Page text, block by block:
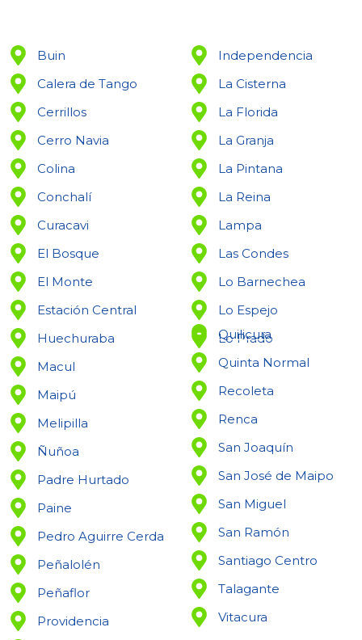
Buin
Calera de Tango
Cerrillos
Cerro Navia
Colina
Conchalí
Curacavi
El Bosque
El Monte
Estación Central
Huechuraba
Independencia
La Cisterna
La Florida
La Granja
La Pintana
La Reina
Lampa
Las Condes
Lo Barnechea
Lo Espejo
Lo Prado
Macul
Maipú
Melipilla
Ñuñoa
Padre Hurtado
Paine
Pedro Aguirre Cerda
Peñalolén
Peñaflor
Providencia
Quilicura
Quinta Normal
Recoleta
Renca
San Joaquín
San José de Maipo
San Miguel
San Ramón
Santiago Centro
Talagante
Vitacura